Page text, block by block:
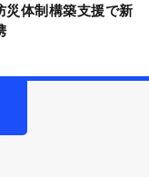
災体制構築支援で新